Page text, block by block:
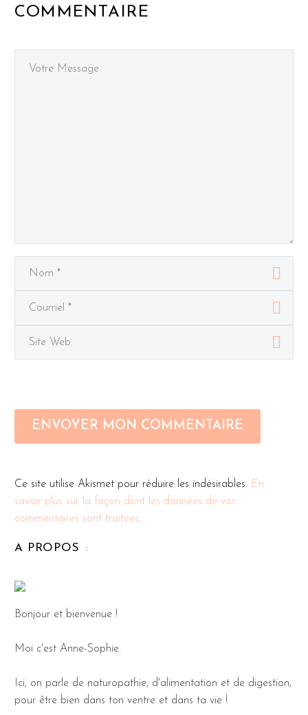
COMMENTAIRE
ENVOYER MON COMMENTAIRE
Ce site utilise Akismet pour réduire les indésirables. En
savoir plus sur la façon dont les données de vos
commentaires sont traitées.
A PROPOS
Bonjour et bienvenue !
Moi c'est Anne-Sophie.
Ici, on parle de naturopathie, d'alimentation et de digestion,
pour être bien dans ton ventre et dans ta vie !